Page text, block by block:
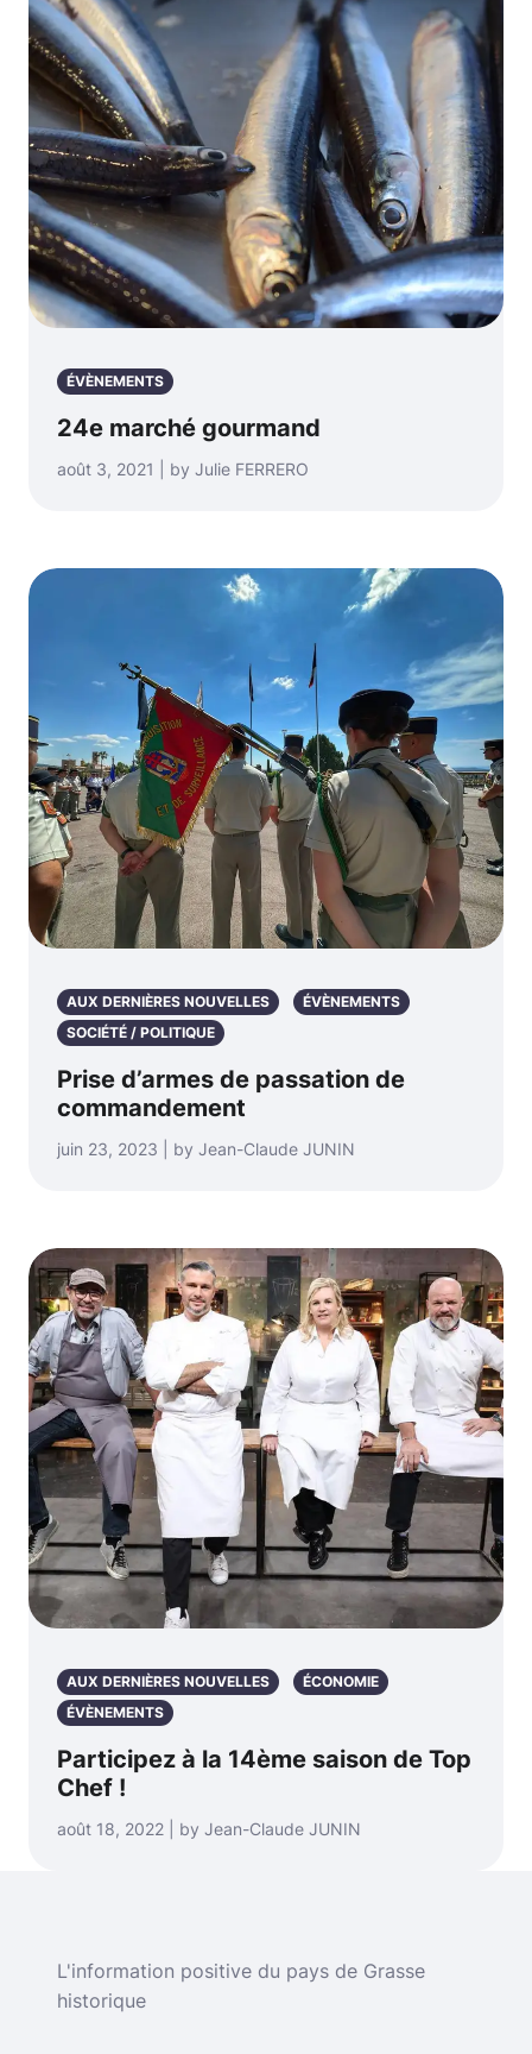
ÉVÈNEMENTS
24e marché gourmand
août 3, 2021 | by Julie FERRERO
AUX DERNIÈRES NOUVELLES
ÉVÈNEMENTS
SOCIÉTÉ / POLITIQUE
Prise d’armes de passation de
commandement
juin 23, 2023 | by Jean-Claude JUNIN
AUX DERNIÈRES NOUVELLES
ÉCONOMIE
ÉVÈNEMENTS
Participez à la 14ème saison de Top
Chef !
août 18, 2022 | by Jean-Claude JUNIN
L'information positive du pays de Grasse
historique